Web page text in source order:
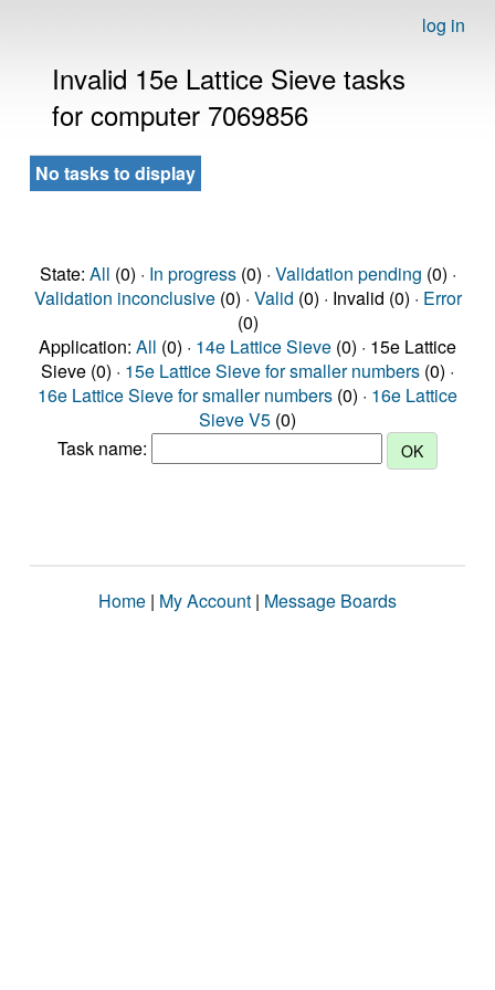
log in
Invalid 15e Lattice Sieve tasks
for computer 7069856
No tasks to display
State: All (0) · In progress(0) · Validation pending (0) ·
Validation inconclusive(0) · Valid (0) · Invalid (0) · Error
(0)
Application: All (0) · 14e Lattice Sieve (0) · 15e Lattice
Sieve (0) · 15e Lattice Sieve for smaller numbers (0) ·
16e Lattice Sieve for smaller numbers (0) · 16e Lattice
Sieve V5 (0)
Task name:
Home | My Account | Message Boards